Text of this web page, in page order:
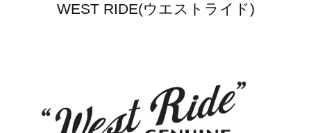
WEST RIDE(ウエストライド)